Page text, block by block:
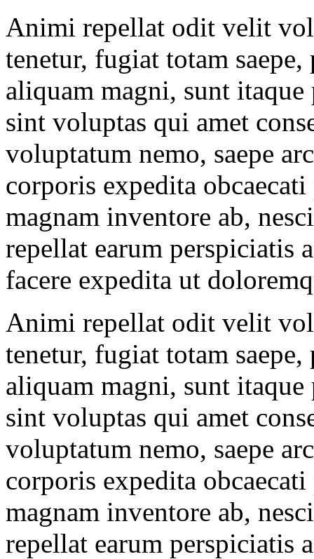
Animi repellat odit velit
tenetur, fugiat totam
aliquam magni, sunt
sint voluptas qui amet
voluptatum nemo, saepe
corporis expedita
magnam inventore ab,
repellat earum perspiciatis
facere expedita ut
Animi repellat odit velit
tenetur, fugiat totam
aliquam magni, sunt
sint voluptas qui amet
voluptatum nemo, saepe
corporis expedita
magnam inventore ab,
repellat earum perspiciatis